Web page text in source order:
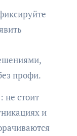
профи.
не стоит
и